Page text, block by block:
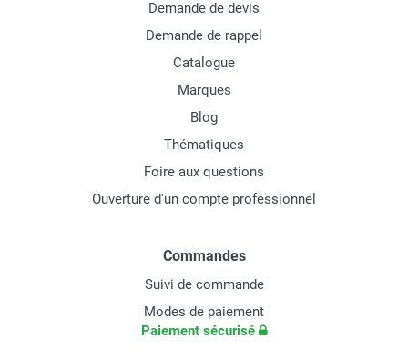
Demande de devis
Demande de rappel
Catalogue
Marques
Blog
Thématiques
Foire aux questions
Ouverture d'un compte professionnel
Commandes
Suivi de commande
Modes de paiement
Paiement sécurisé